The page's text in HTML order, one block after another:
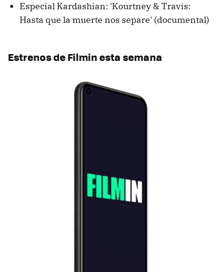
Especial Kardashian: 'Kourtney & Travis:
Hasta que la muerte nos separe' (documental)
Estrenos de Filmin esta semana